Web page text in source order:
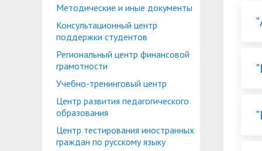
Управление по административно-
Профком студентов и аспирантов
Лучшие студенты
Вопросы ректору
Центр русского языка как иностранного
Образовательный модуль «Обучение
Методические и иные документы
Консультационный центр
поддержки студентов
Региональный центр финансовой
грамотности
Учебно-тренинговый центр
Центр развития педагогического
образования
Центр тестирования иностранных
граждан по русскому языку